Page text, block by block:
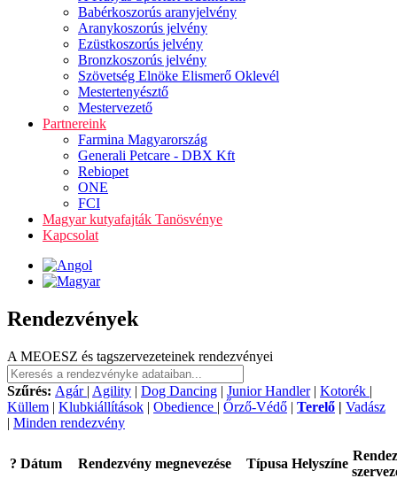
Babérkoszorús aranyjelvény
Aranykoszorús jelvény
Ezüstkoszorús jelvény
Bronzkoszorús jelvény
Szövetség Elnöke Elismerő Oklevél
Mestertenyésztő
Mestervezető
Partnereink
Farmina Magyarország
Generali Petcare - DBX Kft
Rebiopet
ONE
FCI
Magyar kutyafajták Tanösvénye
Kapcsolat
Rendezvények
A MEOESZ és tagszervezeteinek rendezvényei
Szűrés: Agár | Agility | Dog Dancing | Junior Handler| Kotorék |
Küllem | Klubkiállítások | Obedience | Őrző-Védő | Terelő | Vadász
| Minden rendezvény
? Dátum Rendezvény megnevezése Típusa Helyszíne